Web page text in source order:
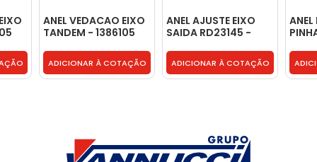
ANEL VEDACAO EIXO
TANDEM - 1386105
ADICIONAR À COTAÇÃO
ANEL AJUSTE EIXO
SAIDA RD23145 -
ADICIONAR À COTAÇÃO